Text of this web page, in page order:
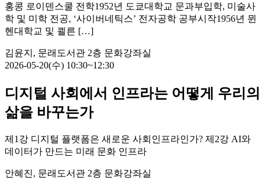
홍콩 로이덴스쿨 전학1952년 도쿄대학교 문과부입학, 미술사
학 및 미학 전공, ‘사이버네틱스’ 전자공학 공부시작1956년 뮌
헨대학교 및 쾰른 […]
김윤지, 문래도서관 2층 문화강좌실
2026-05-20(수) 10:30~12:30
디지털 사회에서 인프라는 어떻게 우리의
삶을 바꾸는가
제1강 디지털 플랫폼은 새로운 사회인프라인가? 제2강 AI와
데이터가 만드는 미래 문화 인프라
안혜진, 문래도서관 2층 문화강좌실